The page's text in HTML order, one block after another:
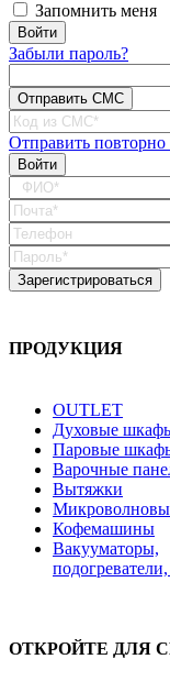
Запомнить меня
Забыли пароль?
Отправить повторно
ПРОДУКЦИЯ
OUTLET
Духовые
Паровые
Варочные
Вытяжки
Кофемашины
Вакууматоры,
ОТКРОЙТЕ ДЛЯ